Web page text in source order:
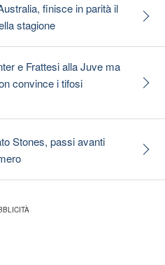
finisce in parità il
stagione
e Frattesi alla Juve ma
convince i tifosi
Stones, passi avanti